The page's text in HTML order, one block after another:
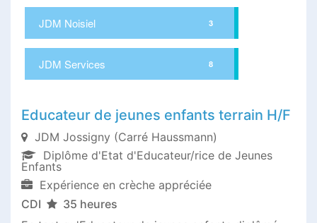
JDM Noisiel 3
JDM Services 8
Educateur de jeunes enfants terrain H/F
JDM Jossigny (Carré Haussmann)
Diplôme d'Etat d'Educateur/rice de Jeunes
Enfants
Expérience en crèche appréciée
CDI
35 heures